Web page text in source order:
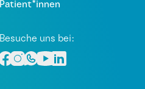
Patient*innen
Besuche uns bei: